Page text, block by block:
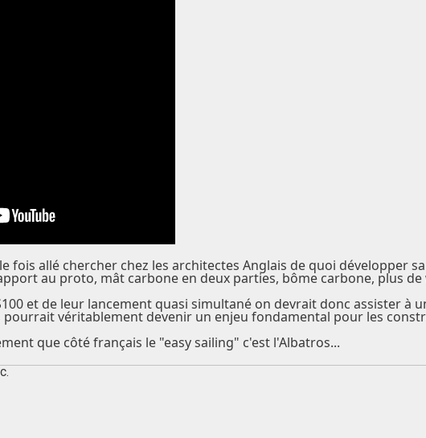
fois allé chercher chez les architectes Anglais de quoi développer
au proto, mât carbone en deux parties, bôme carbone, plus
et de leur lancement quasi simultané on devrait donc assister à
véritablement devenir un enjeu fondamental pour les
que côté français le "easy sailing" c'est l'Albatros...